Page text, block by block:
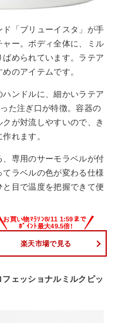
「ブリューイスタ」が手
ー。ボディ全体に、ミル
められています。ラテア
のアイテムです。
ンドルに、細かいラテア
た注ぎ口が特徴。容器の
が対流しやすいので、き
れます。
専用のサーモラベルが付
ラベルの色が変わる仕様
目で温度を把握できて便
楽天市場で見る
ェッショナルミルクピッ